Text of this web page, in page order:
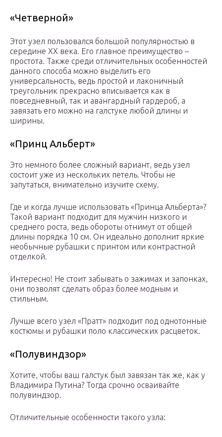
«Четверной»
Этот узел пользовался большой популярностью в
середине XX века. Его главное преимущество –
простота. Также среди отличительных особенностей
данного способа можно выделить его
универсальность, ведь простой и лаконичный
треугольник прекрасно вписывается как в
повседневный, так и авангардный гардероб, а
завязать его можно на галстуке любой длины и
ширины.
«Принц Альберт»
Это немного более сложный вариант, ведь узел
состоит уже из нескольких петель. Чтобы не
запутаться, внимательно изучите схему.
Где и когда лучше использовать «Принца Альберта»?
Такой вариант подходит для мужчин низкого и
среднего роста, ведь обороты отнимут от общей
длины порядка 10 см. Он идеально дополнит яркие
необычные рубашки с принтом или контрастной
отделкой.
Интересно! Не стоит забывать о зажимах и запонках,
они позволят сделать образ более модным и
стильным.
Лучше всего узел «Пратт» подходит под однотонные
костюмы и рубашки поло классических расцветок.
«Полувиндзор»
Хотите, чтобы ваш галстук был завязан так же, как у
Владимира Путина? Тогда срочно осваивайте
полувиндзор.
Отличительные особенности такого узла: